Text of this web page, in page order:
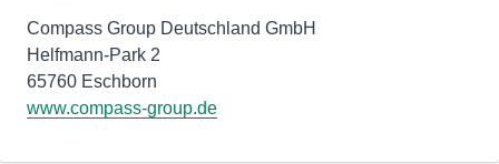
Compass Group Deutschland GmbH
Helfmann-Park 2
www.compass-group.de